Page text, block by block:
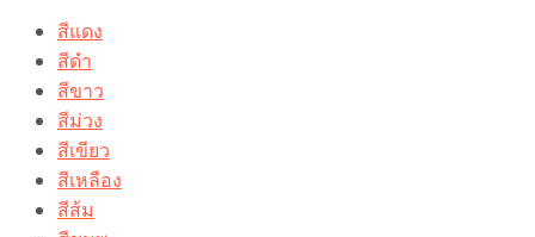
สีแดง
สีดำ
สีขาว
สีม่วง
สีเขียว
สีเหลือง
สีส้ม